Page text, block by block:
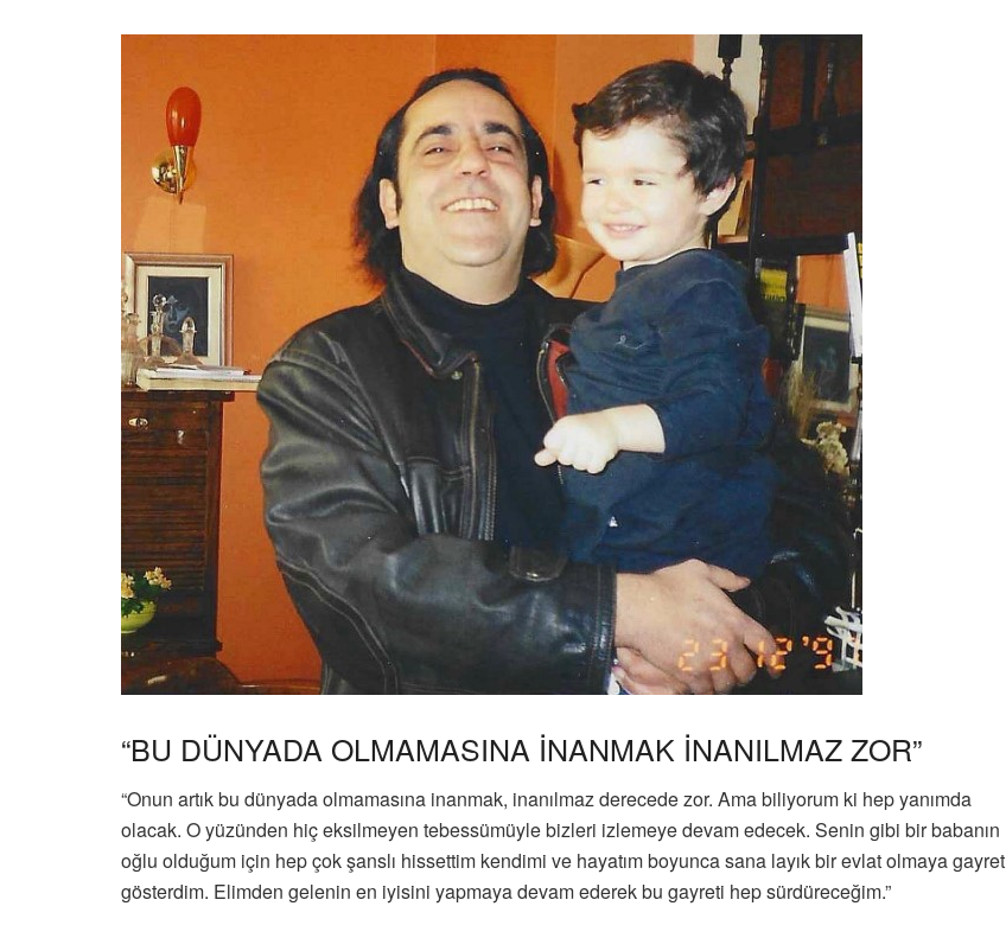
“BU DÜNYADA OLMAMASINA İNANMAK İNANILMAZ ZOR”
“Onun artık bu dünyada olmamasına inanmak, inanılmaz derecede zor. Ama biliyorum ki hep yanımda
olacak. O yüzünden hiç eksilmeyen tebessümüyle bizleri izlemeye devam edecek. Senin gibi bir babanın
oğlu olduğum için hep çok şanslı hissettim kendimi ve hayatım boyunca sana layık bir evlat olmaya gayret
gösterdim. Elimden gelenin en iyisini yapmaya devam ederek bu gayreti hep sürdüreceğim.”